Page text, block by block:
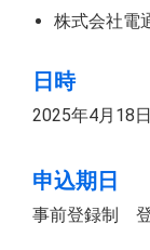
株式会社電
日時
2025年4月18
申込期日
事前登録制 登